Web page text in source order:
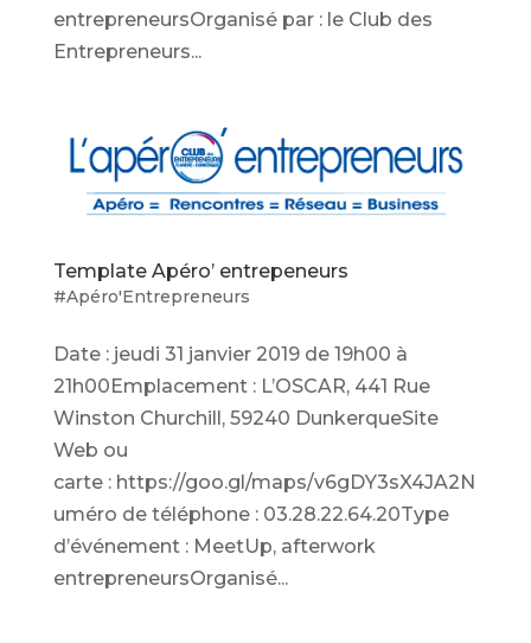
entrepreneursOrganisé par : le Club des
Entrepreneurs...
Template Apéro’ entrepeneurs
#Apéro'Entrepreneurs
Date : jeudi 31 janvier 2019 de 19h00 à
21h00Emplacement : L’OSCAR, 441 Rue
Winston Churchill, 59240 DunkerqueSite
Web ou
carte : https://goo.gl/maps/v6gDY3sX4JA2N
uméro de téléphone : 03.28.22.64.20Type
d’événement : MeetUp, afterwork
entrepreneursOrganisé...